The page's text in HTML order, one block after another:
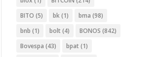
BITO (5) bk(1) bma (98)
bnb (1) bolt (4) BONOS (842)
Bovespa (43) bpat (1)